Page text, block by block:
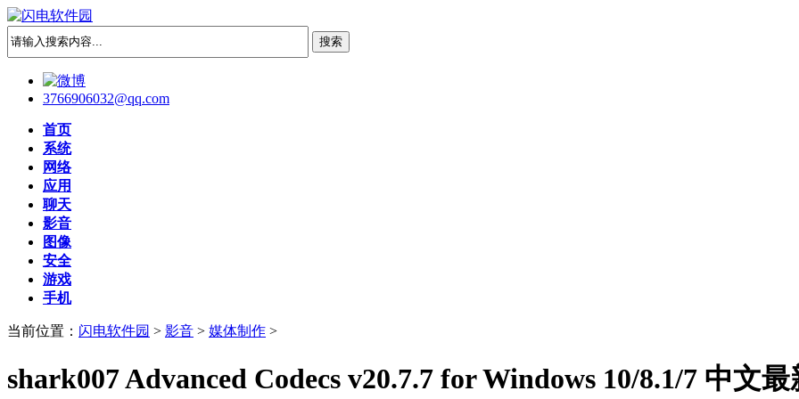
3766906032@qq.com
首页
系统
网络
应用
聊天
影音
图像
安全
游戏
手机
当前位置： 闪电软件园 > 影音 > 媒体制作 >
shark007 Advanced Codecs v20.7.7 for Windows 10/8.1/7 中文